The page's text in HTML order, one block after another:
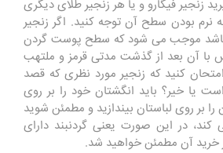
زنجیر فیگارو و یا هر زنجیر طلای دیگری
نرم بودن سطح آن توجه کنید. اگر زنجیر
باشد موجب می شود که سطح پوست گردن
با آن بعد از گذشت مدتی قرمز و ملتهب
کنید که زنجیر مورد نظری که قصد
یا خیر؟ باید انگشتان خود را بر روی
بر روی لباستان بیندازید و مطمئن شوید
کند، در این صورت یعنی گردنبند دارای
آن مطمئن خواهید شد.